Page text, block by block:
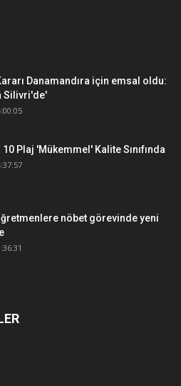
Danamandıra için emsal oldu:
Silivri'de'
Plaj 'Mükemmel' Kalite Sınıfında
nöbet görevinde yeni